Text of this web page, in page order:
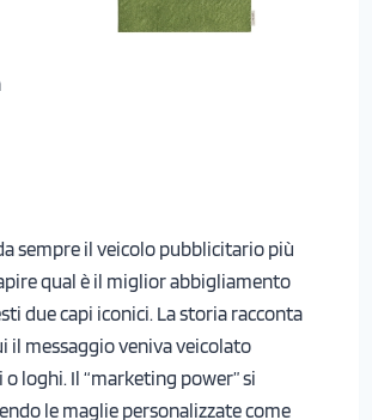
sempre il veicolo pubblicitario più
qual è il miglior abbigliamento
due capi iconici. La storia racconta
il messaggio veniva veicolato
loghi. Il “marketing power” si
le maglie personalizzate come